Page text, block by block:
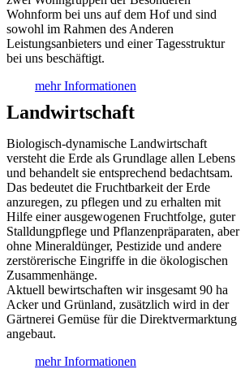
Wohnform bei uns auf dem Hof und sind
sowohl im Rahmen des Anderen
Leistungsanbieters und einer Tagesstruktur
bei uns beschäftigt.
mehr Informationen
Landwirtschaft
Biologisch-dynamische Landwirtschaft
versteht die Erde als Grundlage allen Lebens
und behandelt sie entsprechend bedachtsam.
Das bedeutet die Fruchtbarkeit der Erde
anzuregen, zu pflegen und zu erhalten mit
Hilfe einer ausgewogenen Fruchtfolge, guter
Stalldungpflege und Pflanzenpräparaten, aber
ohne Mineraldünger, Pestizide und andere
zerstörerische Eingriffe in die ökologischen
Zusammenhänge.
Aktuell bewirtschaften wir insgesamt 90 ha
Acker und Grünland, zusätzlich wird in der
Gärtnerei Gemüse für die Direktvermarktung
angebaut.
mehr Informationen